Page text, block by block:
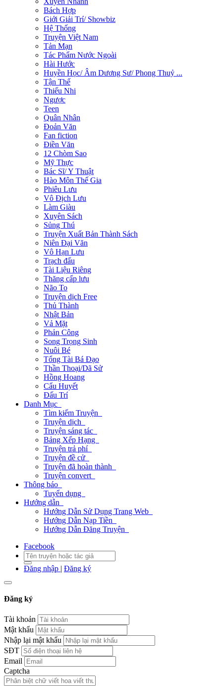
Bách Hợp
Giới Giải Trí/ Showbiz
Hệ Thống
Truyện Việt Nam
Tản Mạn
Tác Phẩm Nước Ngoài
Hài Hước
Huyền Học/ Âm Dương Sư/ Phong Thuỷ ...
Tận Thế
Thiếu Nhi
Ngược
Teen
Quân Nhân
Đoản Văn
Fan fiction
Điền Văn
12 Chòm Sao
Mỹ Thực
Bác Sĩ/ Y Thuật
Hào Môn Thế Gia
Phiêu Lưu
Vô Địch Lưu
Làm Giàu
Xuyên Sách
Sủng Thú
Truyện Xuất Bản Thành Sách
Niên Đại Văn
Vô Hạn Lưu
Trạch đấu
Tài Liệu Riêng
Thăng cấp lưu
Não To
Truyện dịch Free
Thủ Thành
Nhật Bản
Vả Mặt
Phản Công
Song Trọng Sinh
Nuôi Bé
Tổng Tài Bá Đạo
Thần Thoại/Dã Sử
Hồng Hoang
Cẩu Huyết
Đấu Trí
Danh Mục
Tìm kiếm Truyện
Truyện dịch
Truyện sáng tác
Bảng Xếp Hạng
Truyện trả phí
Truyện đề cử
Truyện đã hoàn thành
Truyện convert
Thông báo
Tuyển dụng
Hướng dẫn
Hướng Dẫn Sử Dụng Trang Web
Hướng Dẫn Nạp Tiền
Hướng Dẫn Đăng Truyện
Facebook
Đăng nhập | Đăng ký
Đăng ký
Tài khoản
Mật khẩu
Nhập lại mật khẩu
SĐT
Email
Captcha